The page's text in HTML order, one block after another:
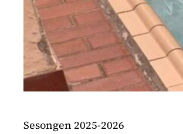
Sesongen 2025-2026